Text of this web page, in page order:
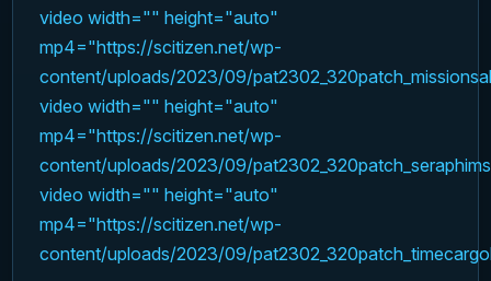
video width="" height="auto"
mp4="https://scitizen.net/wp-
content/uploads/2023/09/
video width="" height="auto"
mp4="https://scitizen.net/wp-
content/uploads/2023/09/
video width="" height="auto"
mp4="https://scitizen.net/wp-
content/uploads/2023/09/